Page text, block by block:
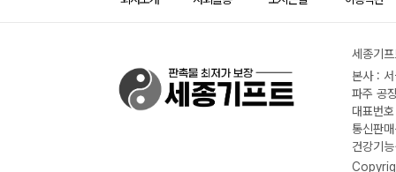
세종기
본사 :
파주 공
대표번
통신판
건강기